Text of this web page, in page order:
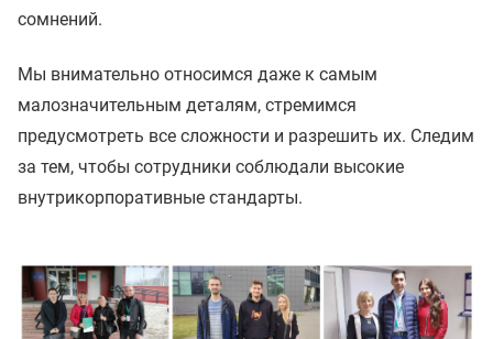
сомнений.
Мы внимательно относимся даже к самым
малозначительным деталям, стремимся
предусмотреть все сложности и разрешить их. Следим
за тем, чтобы сотрудники соблюдали высокие
внутрикорпоративные стандарты.